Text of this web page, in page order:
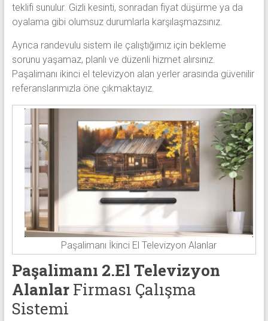
teklifi sunulur. Gizli kesinti, sonradan fiyat düşürme ya da
oyalama gibi olumsuz durumlarla karşılaşmazsınız.
Ayrıca randevulu sistem ile çalıştığımız için bekleme
sorunu yaşamaz, planlı ve düzenli hizmet alırsınız.
Paşalimanı ikinci el televizyon alan yerler arasında güvenilir
referanslarımızla öne çıkmaktayız.
Paşalimanı İkinci El Televizyon Alanlar
Paşalimanı 2.El Televizyon
AlanlarFirması Çalışma
Sistemi